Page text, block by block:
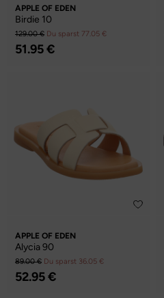
APPLE OF EDEN
Birdie 10
129.00 € Du sparst 77.05 €
51.95 €
APPLE OF EDEN
Alycia 90
89.00 € Du sparst 36.05 €
52.95 €